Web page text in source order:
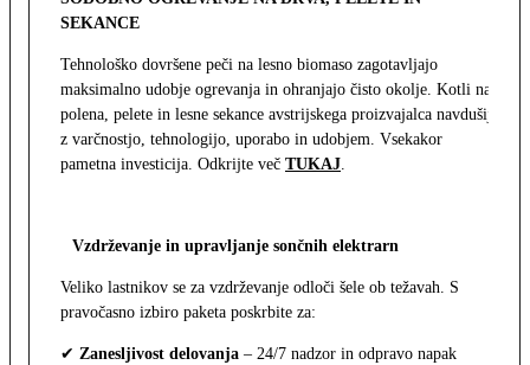
SEKANCE
Tehnološko dovršene peči na lesno biomaso zagotavljajo
maksimalno udobje ogrevanja in ohranjajo čisto okolje. Kotli na
polena, pelete in lesne sekance avstrijskega proizvajalca navdušijo
z varčnostjo, tehnologijo, uporabo in udobjem. Vsekakor
pametna investicija. Odkrijte več TUKAJ.
Vzdrževanje in upravljanje sončnih elektrarn
Veliko lastnikov se za vzdrževanje odloči šele ob težavah. S
pravočasno izbiro paketa poskrbite za:
✔ Zanesljivost delovanja – 24/7 nadzor in odpravo napak